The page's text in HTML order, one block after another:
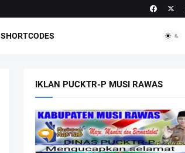
SHORTCODES
IKLAN PUCKTR-P MUSI RAWAS